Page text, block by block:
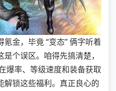
金，毕竟 “变态” 俩字听着
个误区。咱得先搞清楚，
爆率、等级速度和装备获取
解锁这些福利。真正良心的